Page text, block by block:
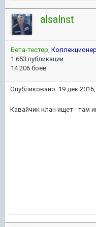
alsalnst
Бета-тестер, Коллекционер
1 653 публикации
14 206 боёв
Опубликовано: 19 дек
Кавайчик клан ищет - там